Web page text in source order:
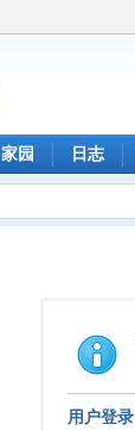
家园 日志
用户登录